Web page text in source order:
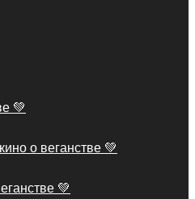
💚
о веганстве 💚
💚